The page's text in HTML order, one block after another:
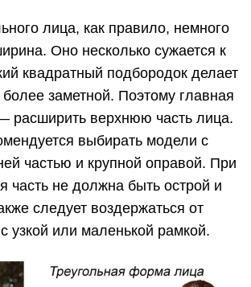
лица, как правило, немного
Оно несколько сужается к
квадратный подбородок делает
заметной. Поэтому главная
расширить верхнюю часть лица.
выбирать модели с
частью и крупной оправой. При
часть не должна быть острой и
следует воздержаться от
узкой или маленькой рамкой.